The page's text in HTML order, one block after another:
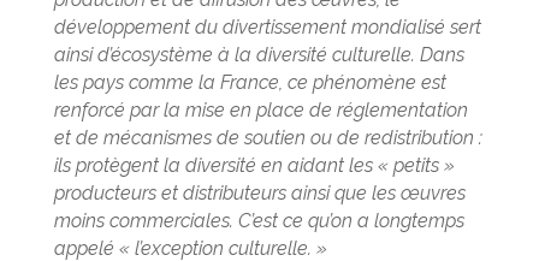
développement du divertissement mondialisé sert
ainsi d’écosystème à la diversité culturelle. Dans
les pays comme la France, ce phénomène est
renforcé par la mise en place de réglementation
et de mécanismes de soutien ou de redistribution :
ils protègent la diversité en aidant les « petits »
producteurs et distributeurs ainsi que les œuvres
moins commerciales. C’est ce qu’on a longtemps
appelé « l’exception culturelle. »